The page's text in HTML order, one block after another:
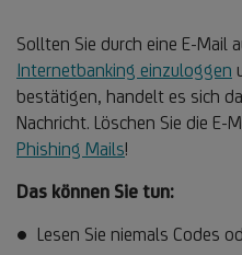
Sollten Sie durch eine E-Mail
Internetbanking einzuloggen
bestätigen, handelt es sich
Nachricht. Löschen Sie die E-
Phishing Mails!
Das können Sie tun:
Lesen Sie niemals Codes